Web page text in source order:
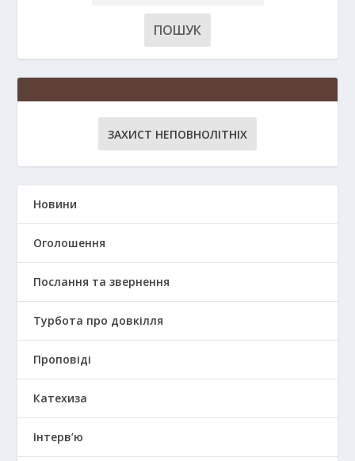
ЗАХИСТ НЕПОВНОЛІТНІХ
Новини
Оголошення
Послання та звернення
Турбота про довкілля
Проповіді
Катехиза
Інтерв’ю